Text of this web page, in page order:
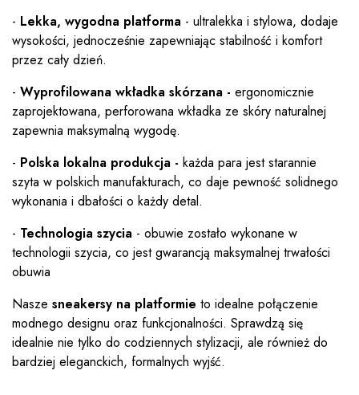
- Lekka, wygodna platforma - ultralekka i stylowa, dodaje
wysokości, jednocześnie zapewniając stabilność i komfort
przez cały dzień.
- Wyprofilowana wkładka skórzana - ergonomicznie
zaprojektowana, perforowana wkładka ze skóry naturalnej
zapewnia maksymalną wygodę.
- Polska lokalna produkcja - każda para jest starannie
szyta w polskich manufakturach, co daje pewność solidnego
wykonania i dbałości o każdy detal.
- Technologia szycia - obuwie zostało wykonane w
technologii szycia, co jest gwarancją maksymalnej trwałości
obuwia
Nasze sneakersy na platformie to idealne połączenie
modnego designu oraz funkcjonalności. Sprawdzą się
idealnie nie tylko do codziennych stylizacji, ale również do
bardziej eleganckich, formalnych wyjść.